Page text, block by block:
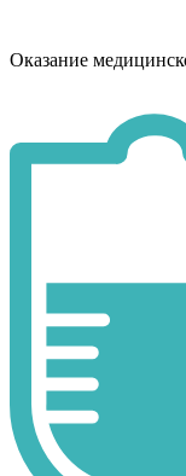
Оказание